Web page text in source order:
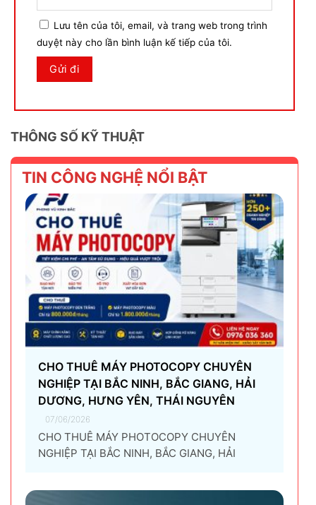
Lưu tên của tôi, email, và trang web trong trình
duyệt này cho lần bình luận kế tiếp của tôi.
THÔNG SỐ KỸ THUẬT
TIN CÔNG NGHỆ NỔI BẬT
CHO THUÊ MÁY PHOTOCOPY CHUYÊN
NGHIỆP TẠI BẮC NINH, BẮC GIANG, HẢI
DƯƠNG, HƯNG YÊN, THÁI NGUYÊN
07/06/2026
CHO THUÊ MÁY PHOTOCOPY CHUYÊN
NGHIỆP TẠI BẮC NINH, BẮC GIANG, HẢI